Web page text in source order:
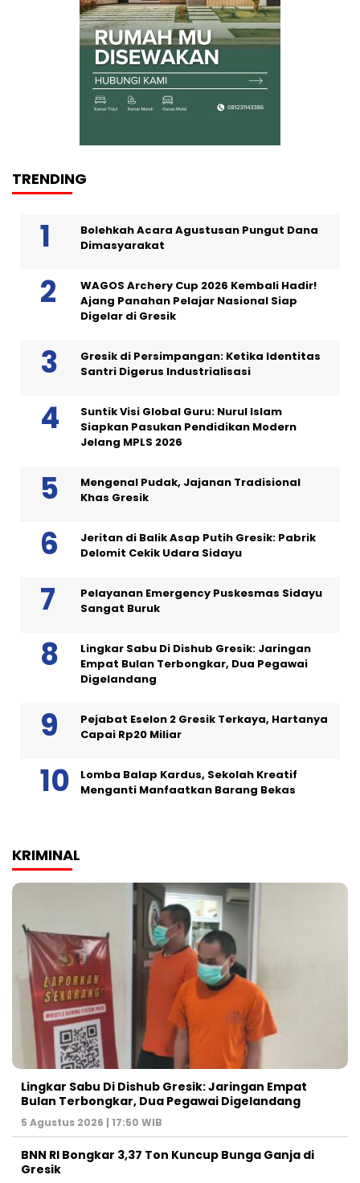
TRENDING
Bolehkah Acara Agustusan Pungut Dana
Dimasyarakat
WAGOS Archery Cup 2026 Kembali Hadir!
Ajang Panahan Pelajar Nasional Siap
Digelar di Gresik
Gresik di Persimpangan: Ketika Identitas
Santri Digerus Industrialisasi
Suntik Visi Global Guru: Nurul Islam
Siapkan Pasukan Pendidikan Modern
Jelang MPLS 2026
Mengenal Pudak, Jajanan Tradisional
Khas Gresik
Jeritan di Balik Asap Putih Gresik: Pabrik
Delomit Cekik Udara Sidayu
Pelayanan Emergency Puskesmas Sidayu
Sangat Buruk
Lingkar Sabu Di Dishub Gresik: Jaringan
Empat Bulan Terbongkar, Dua Pegawai
Digelandang
Pejabat Eselon 2 Gresik Terkaya, Hartanya
Capai Rp20 Miliar
Lomba Balap Kardus, Sekolah Kreatif
Menganti Manfaatkan Barang Bekas
KRIMINAL
Lingkar Sabu Di Dishub Gresik: Jaringan Empat
Bulan Terbongkar, Dua Pegawai Digelandang
5 Agustus 2026 | 17:50 WIB
BNN RI Bongkar 3,37 Ton Kuncup Bunga Ganja di
Gresik